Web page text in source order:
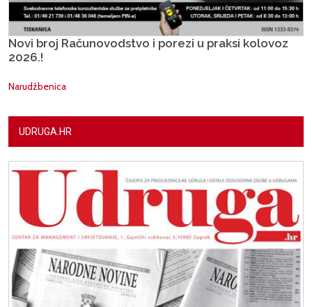
Novi broj Računovodstvo i porezi u praksi kolovoz
2026.!
Narudžbenica
UDRUGA.HR